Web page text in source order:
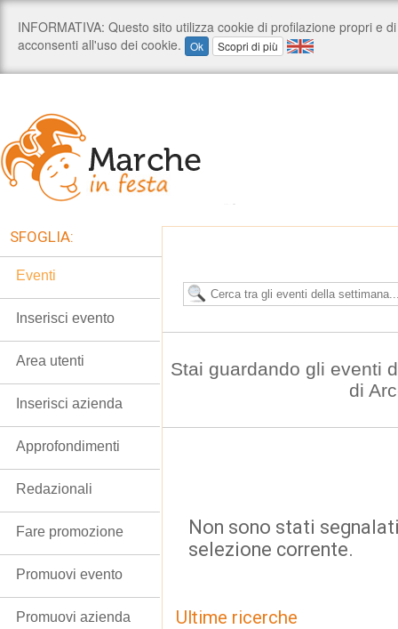
Stai guardando gli eventi
di
Non sono stati
selezione corrente.
Ultime ricerche
SFOGLIA:
Eventi
Inserisci evento
Area utenti
Inserisci azienda
Approfondimenti
Redazionali
Fare promozione
Promuovi evento
Promuovi azienda